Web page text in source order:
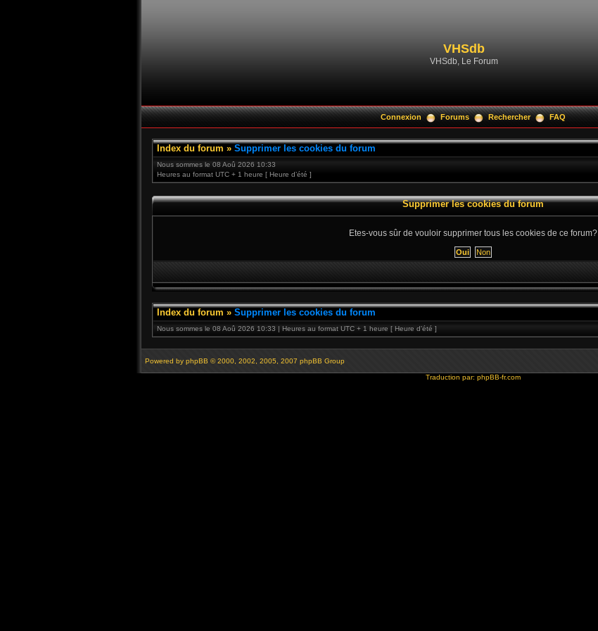
VHSdb
VHSdb, Le Forum
Connexion Forums Rechercher FAQ
Index du forum » Supprimer les cookies du forum
Nous sommes le 08 Aoû 2026 10:33
Heures au format UTC + 1 heure [ Heure d’été ]
Supprimer les cookies du forum
Etes-vous sûr de vouloir supprimer tous les cookies de ce forum?
Index du forum » Supprimer les cookies du forum
Nous sommes le 08 Aoû 2026 10:33 | Heures au format UTC + 1 heure [ Heure d’été ]
Powered by phpBB © 2000, 2002, 2005, 2007 phpBB Group
Traduction par: phpBB-fr.com